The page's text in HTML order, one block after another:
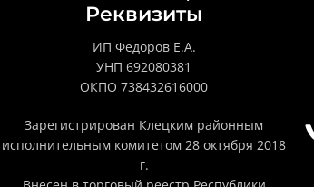
Реквизиты
ИП Федоров Е.А.
УНП 692080381
ОКПО 738432616000
Зарегистрирован Клецким районным
исполнительным комитетом 28 октября 2018
г.